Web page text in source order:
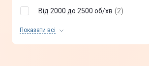
Від 2000 до 2500 об/хв (2)
Показати всiВід 3000 об/хв і більше